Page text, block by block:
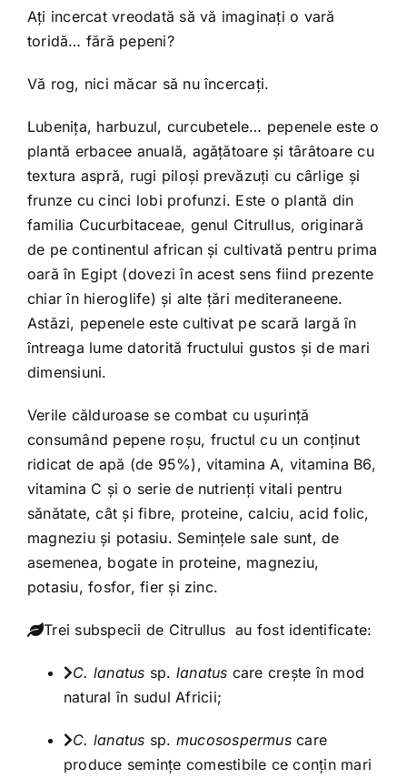
Ați incercat vreodată să vă imaginați o vară
toridă… fără pepeni?
Vă rog, nici măcar să nu încercați.
Lubenița, harbuzul, curcubetele… pepenele este o
plantă erbacee anuală, agățătoare și târâtoare cu
textura aspră, rugi piloși prevăzuți cu cârlige și
frunze cu cinci lobi profunzi. Este o plantă din
familia Cucurbitaceae, genul Citrullus, originară
de pe continentul african și cultivată pentru prima
oară în Egipt (dovezi în acest sens fiind prezente
chiar în hieroglife) și alte țări mediteraneene.
Astăzi, pepenele este cultivat pe scară largă în
întreaga lume datorită fructului gustos și de mari
dimensiuni.
Verile călduroase se combat cu ușurință
consumând pepene roșu, fructul cu un conținut
ridicat de apă (de 95%), vitamina A, vitamina B6,
vitamina C și o serie de nutrienți vitali pentru
sănătate, cât și fibre, proteine, calciu, acid folic,
magneziu și potasiu. Semințele sale sunt, de
asemenea, bogate in proteine, magneziu,
potasiu, fosfor, fier și zinc.
Trei subspecii de Citrullus au fost identificate:
C. lanatus sp. lanatus care crește în mod
natural în sudul Africii;
C. lanatus sp. mucosospermuscare
produce semințe comestibile ce conțin mari